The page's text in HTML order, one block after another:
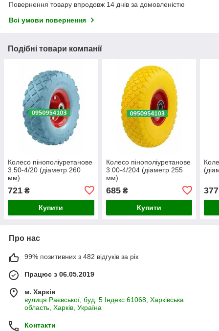
Повернення товару впродовж 14 днів за домовленістю
Всі умови повернення
Подібні товари компанії
Колесо пінополіуретанове
3.50-4/20 (діаметр 260
мм)
721 ₴
Купити
Колесо пінополіуретанове
3.00-4/204 (діаметр 255
мм)
685₴
Купити
377
Про нас
99% позитивних з 482 відгуків за рік
Працює з 06.05.2019
м. Харків
вулиця Раєвської, буд. 5 Індекс 61068, Харківська
область, Харків, Україна
Контакти